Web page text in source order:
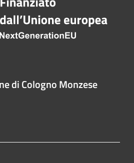
di Cologno Monzese